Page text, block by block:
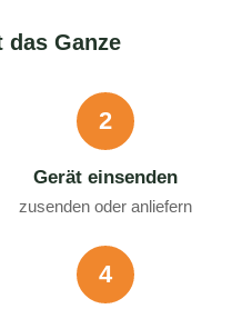
Ganze
2
Gerät einsenden
zusenden oder anliefern
4